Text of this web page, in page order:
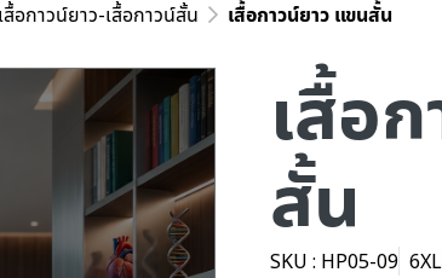
เสื้อกาวน์ยาว-เสื้อกาวน์สั้น เสื้อกาวน์ยาว แขนสั้น
เสื้อ
สั้น
SKU : HP05-09 6XL